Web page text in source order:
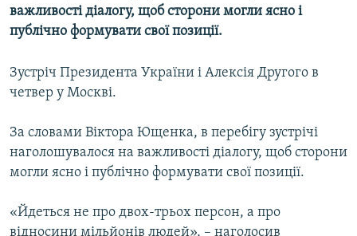
ФОТО
СПЕЦПРОЄКТИ
ПОДКАСТИ
РУС
важливості діалогу, щоб сторони могли ясно і
публічно формувати свої позиції.
Зустріч Президента України і Алексія Другого в
четвер у Москві.
За словами Віктора Ющенка, в перебігу зустрічі
наголошувалося на важливості діалогу, щоб сторони
могли ясно і публічно формувати свої позиції.
«Йдеться не про двох-трьох персон, а про
відносини мільйонів людей», – наголосив